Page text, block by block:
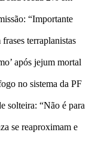
“Importante
terraplanistas
após jejum mortal
no sistema da PF
solteira: “Não é para
se reaproximam e